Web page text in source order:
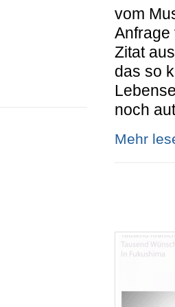
vom
Anfrage
Zitat
das so
noch
Mehr